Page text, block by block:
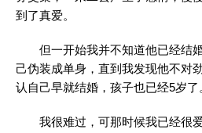
到了真爱。
但一开始我并不知道他已经结
己伪装成单身，直到我发现他不对
认自己早就结婚，孩子也已经5岁了
我很难过，可那时候我已经很